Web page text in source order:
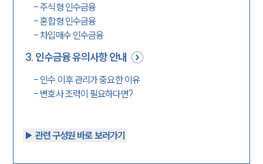
-주식형 인수금융
-혼합형 인수금융
-차입매수 인수금융
3. 인수금융 유의사항 안내
- 인수 이후 관리가 중요한 이유
- 변호사 조력이 필요하다면?
▶︎ 관련 구성원 바로 보러가기